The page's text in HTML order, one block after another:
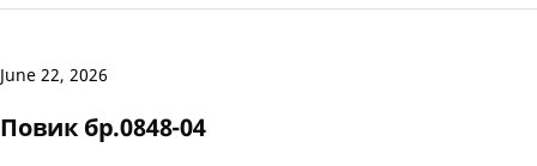
June 22, 2026
Повик бр.0848-04